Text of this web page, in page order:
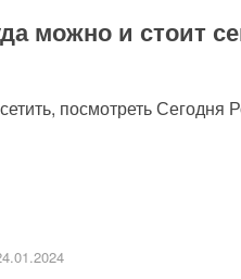
можно и стоит
посмотреть Сегодня